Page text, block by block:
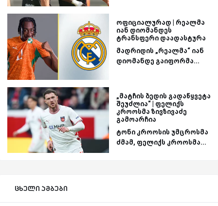
ოფიციალურად | რეალმა
იან დიომანდეს
ტრანსფერი დაადასტურა
მადრიდის „რეალმა“ იან
დიომანდე გაიფორმა...
„მატჩის ბედის გადაწყვეტა
შეუძლია“ | ფელიქს
კროოსმა ზივზივაძე
გამოარჩია
ტონი კროოსის უმცროსმა
ძმამ, ფელიქს კროოსმა...
ცხელი ამბები